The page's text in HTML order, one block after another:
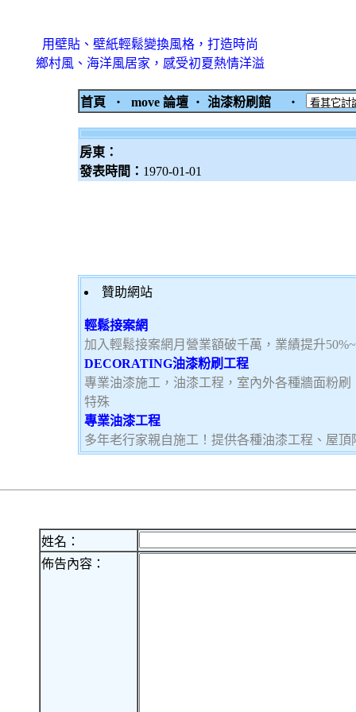
用壁貼、壁紙輕鬆變換風格，打造時尚
鄉村風、海洋風居家，感受初夏熱情洋溢
首頁 ‧ move 論壇 ‧ 油漆粉刷館 ‧
房東：
發表時間： 1970-01-01
贊助網站
輕鬆接案網
加入輕鬆接案網月營業額破千萬，業績提升
DECORATING油漆粉刷工程
專業油漆施工，油漆工程，室內外各種牆面粉
特殊
專業油漆工程
多年老行家親自施工！提供各種油漆工程、屋
姓名：
佈告內容：